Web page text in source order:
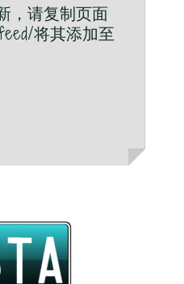
，请复制页面
将其添加至